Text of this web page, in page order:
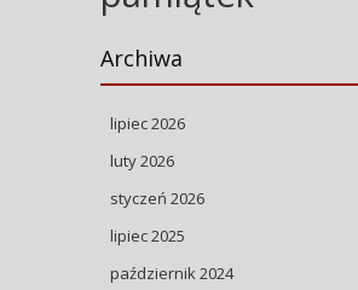
Archiwa
lipiec 2026
luty 2026
styczeń 2026
lipiec 2025
październik 2024